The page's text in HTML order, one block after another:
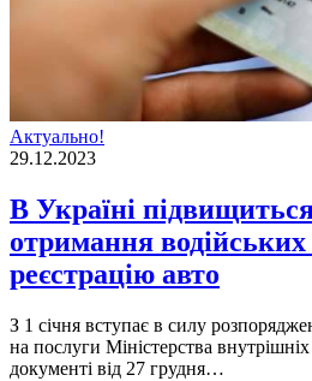
Актуально!
29.12.2023
В Україні
отримання
реєстрацію авто
З 1 січня вступає в силу
на послуги Міністерства
документі від 27 грудня…